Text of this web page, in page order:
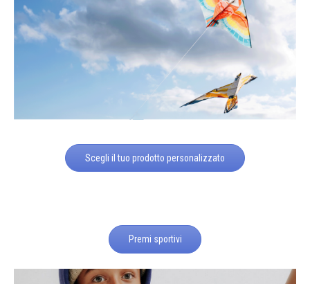
Scegli il tuo prodotto personalizzato
Premi sportivi